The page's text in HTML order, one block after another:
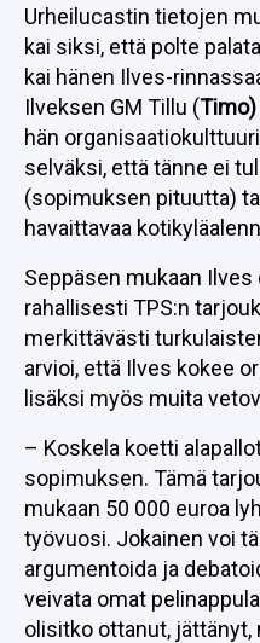
Urheilucastin tietojen
kai siksi, että polte
kai hänen Ilves-
Ilveksen GM Tillu (Timo)
hän
selväksi, että tänne ei
(sopimuksen pituutta)
havaittavaa
Seppäsen mukaan
rahallisesti TPS:n
merkittävästi
arvioi, että Ilves kokee
lisäksi myös muita
– Koskela koetti
sopimuksen. Tämä
mukaan 50 000 euroa
työvuosi. Jokainen voi
argumentoida ja
veivata omat
olisitko ottanut, jättänyt,